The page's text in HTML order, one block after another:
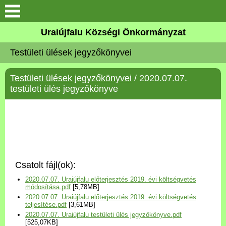
Köszöntő
Elérhetőségek
Uraiújfalu
Választási információk
Versenyképes Járások
Program
Uraiújfalu Községi Önkormányzat
Testületi ülések jegyzőkönyvei
Testületi ülések jegyzőkönyvei / 2020.07.07.
testületi ülés jegyzőkönyve
Csatolt fájl(ok):
2020.07.07. Uraiújfalu előterjesztés 2019. évi költségvetés
módosítása.pdf [5,78MB]
2020.07.07. Uraiújfalu előterjesztés 2019. évi költségvetés
teljesítése.pdf [3,61MB]
2020.07.07. Uraiújfalu testületi ülés jegyzőkönyve.pdf
[525,07KB]